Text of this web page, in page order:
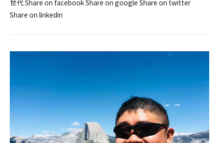
世代 Share on facebook Share on google Share on twitter
Share on linkedin